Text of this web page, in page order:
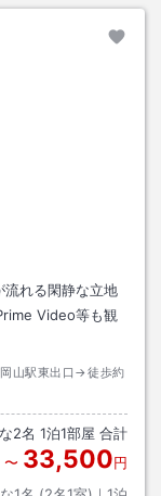
流れる閑静な立地
Video等も観
岡山駅東出口→徒歩約
2名 1泊1部屋 合計
〜 33,500円